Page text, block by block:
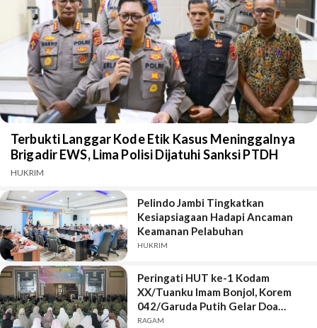
Terbukti Langgar Kode Etik Kasus Meninggalnya
Brigadir EWS, Lima Polisi Dijatuhi Sanksi PTDH
HUKRIM
Pelindo Jambi Tingkatkan
Kesiapsiagaan Hadapi Ancaman
Keamanan Pelabuhan
HUKRIM
Peringati HUT ke-1 Kodam
XX/Tuanku Imam Bonjol, Korem
042/Garuda Putih Gelar Doa
Bersama
RAGAM